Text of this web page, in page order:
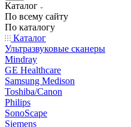
Каталог
По всему сайту
По каталогу
Каталог
Ультразвуковые сканеры
Mindray
GE Healthcare
Samsung Medison
Toshiba/Canon
Philips
SonoScape
Siemens